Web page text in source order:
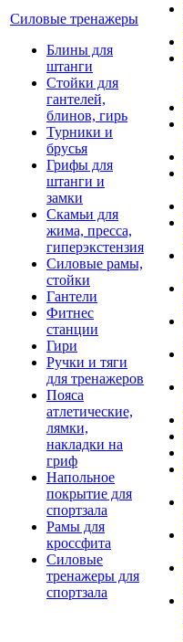
Силовые тренажеры
Блины для
штанги
Стойки для
гантелей,
блинов, гирь
Турники и
брусья
Грифы для
штанги и
замки
Скамьи для
жима, пресса,
гиперэкстензия
Силовые рамы,
стойки
Гантели
Фитнес
станции
Гири
Ручки и тяги
для тренажеров
Пояса
атлетические,
лямки,
накладки на
гриф
Напольное
покрытие для
спортзала
Рамы для
кроссфита
Силовые
тренажеры для
спортзала